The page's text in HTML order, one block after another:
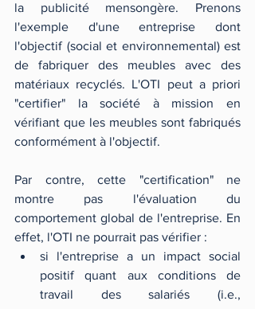
la publicité mensongère. Prenons
l'exemple d'une entreprise dont
l'objectif (social et environnemental) est
de fabriquer des meubles avec des
matériaux recyclés. L'OTI peut a priori
"certifier" la société à mission en
vérifiant que les meubles sont fabriqués
conformément à l'objectif.
Par contre, cette "certification" ne
montre pas l'évaluation du
comportement global de l'entreprise. En
effet, l'OTI ne pourrait pas vérifier :
si l'entreprise a un impact social
positif quant aux conditions de
travail des salariés (i.e.,